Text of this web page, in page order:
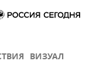
ВИЗУАЛ